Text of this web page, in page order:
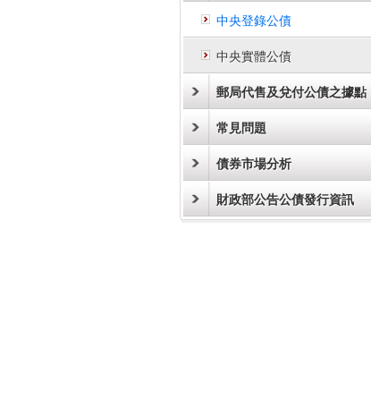
中央登錄公債
中央實體公債
郵局代售及兌付公債之據點
常見問題
債券市場分析
財政部公告公債發行資訊